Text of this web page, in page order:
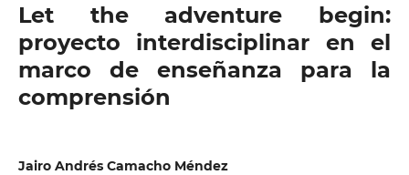
Let the adventure begin:
proyecto interdisciplinar en el
marco de enseñanza para la
comprensión
Jairo Andrés Camacho Méndez